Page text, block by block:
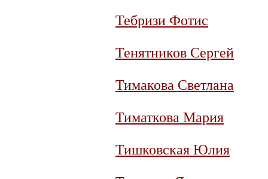
Тебризи Фотис
Тенятников Сергей
Тимакова Светлана
Тиматкова Мария
Тишковская Юлия